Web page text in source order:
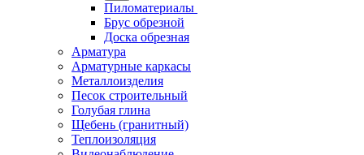
Пиломатериалы
Брус обрезной
Доска обрезная
Арматура
Арматурные каркасы
Металлоизделия
Песок строительный
Голубая глина
Щебень (гранитный)
Теплоизоляция